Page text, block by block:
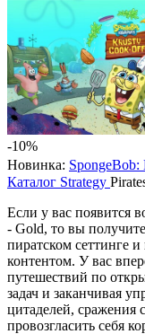
-10%
Новинка:
Каталог Strategy
Если у вас появится
- Gold, то вы
пиратском сеттинге
контентом. У вас
путешествий по
задач и заканчивая
цитаделей, сражения
провозгласить себя